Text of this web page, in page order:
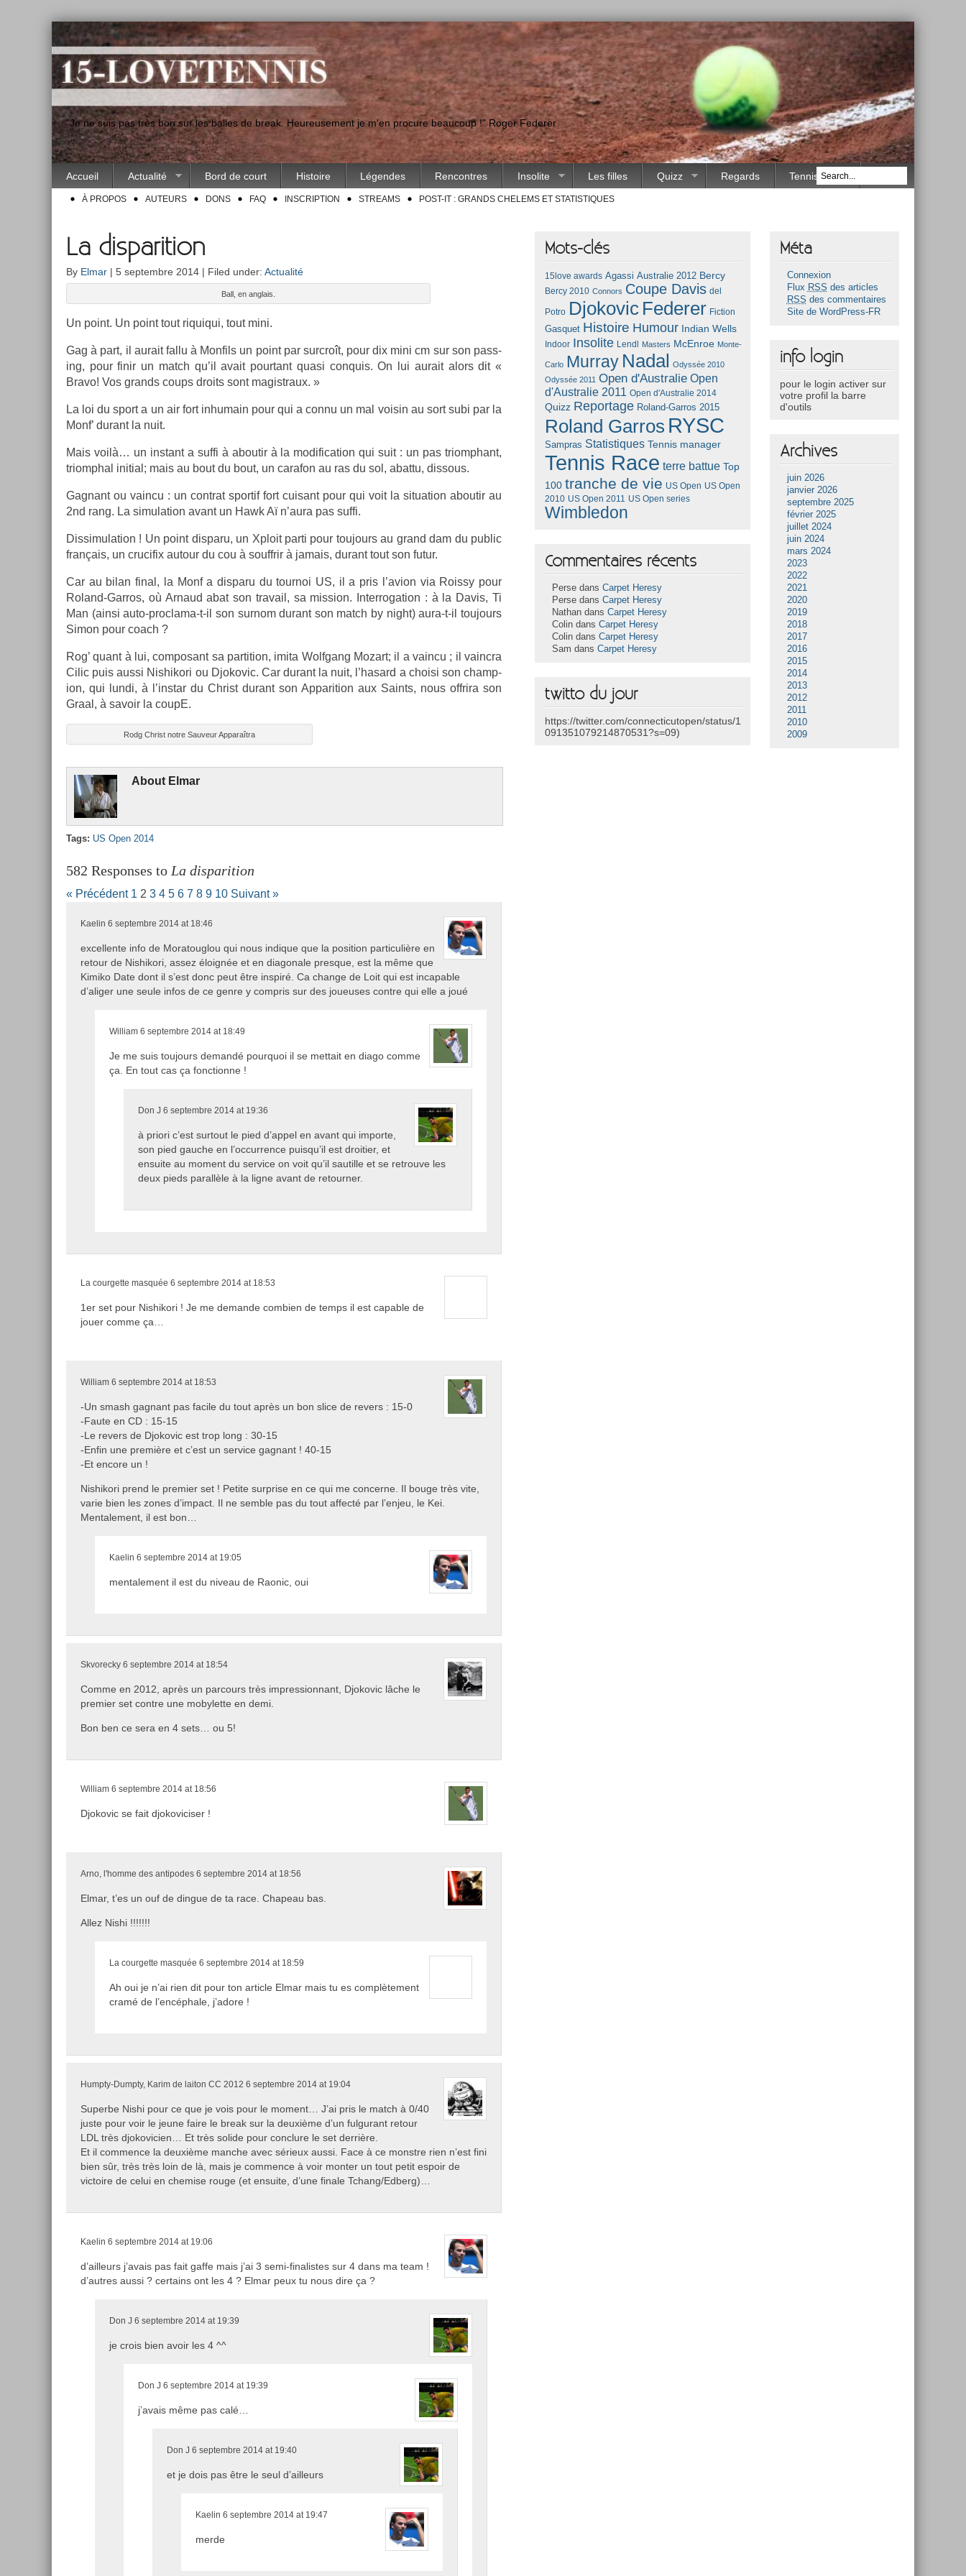
"Je ne suis pas très bon sur les balles de break. Heureusement je m'en procure beaucoup !" Roger Federer
Accueil Actualité Bord de court Histoire Légendes Rencontres Insolite Les filles Quizz Regards Tennis Race
À PROPOS AUTEURS DONS FAQ INSCRIPTION STREAMS POST-IT : GRANDS CHELEMS ET STATISTIQUES
La disparition
By Elmar | 5 septembre 2014 | Filed under: Actualité
Ball, en an­glais.
Un point. Un point tout riquiqui, tout mini.
Gag à part, il aurait fallu à Mon­fils un point par sur­croît, pour dix mini cm sur son pass­
ing, pour finir un match qu’il avait pour­tant quasi con­quis. On lui aurait alors dit «
Bravo! Vos grands coups droits sont magistraux. »
La loi du sport a un air fort in­humain pour qui a connu un mal voisin au sort subi par la
Monf’ durant la nuit.
Mais voilà… un in­stant a suffi à ab­outir à la modifica­tion qui suit : un pas tri­omphant,
tri­omph­al in­iti­al; mais au bout du bout, un carafon au ras du sol, ab­at­tu, dis­s­ous.
Gag­nant ou vain­cu : un contra­t spor­tif fort cuisant pour qui voit la situa­tion ab­outir au
2nd rang. La simula­tion avant un Hawk Aï n’aura pas suffi.
Dis­simula­tion ! Un point dis­paru, un Xploit parti pour toujours au grand dam du pub­lic
français, un crucifix auto­ur du cou à souffrir à jamais, durant tout son futur.
Car au bilan final, la Monf a dis­paru du tour­noi US, il a pris l’avion via Rois­sy pour
Roland-Garros, où Ar­naud abat son travail, sa mis­s­ion. In­ter­roga­tion : à la Davis, Ti
Man (ainsi auto-proclama-t-il son sur­nom durant son match by night) aura-t-il toujours
Simon pour coach ?
Rog’ quant à lui, com­posant sa par­ti­tion, imita Wolfgang Mozart; il a vain­cu ; il vaincra
Cilic puis aussi Nis­hikori ou Djokovic. Car durant la nuit, l’hasard a choisi son champ­
ion, qui lundi, à l’instar du Chr­ist durant son Ap­pari­tion aux Saints, nous of­frira son
Graal, à savoir la coupE.
Rodg Chr­ist notre Sauveur Ap­paraîtra
About Elmar
Tags: US Open 2014
582 Responses to La disparition
« Précédent 1 2 3 4 5 6 7 8 9 10 Suivant »
Kaelin 6 septembre 2014 at 18:46
excellente info de Moratouglou qui nous indique que la position particulière en
retour de Nishikori, assez éloignée et en diagonale presque, est la même que
Kimiko Date dont il s’est donc peut être inspiré. Ca change de Loit qui est incapable
d’aliger une seule infos de ce genre y compris sur des joueuses contre qui elle a joué
William 6 septembre 2014 at 18:49
Je me suis toujours demandé pourquoi il se mettait en diago comme
ça. En tout cas ça fonctionne !
Don J 6 septembre 2014 at 19:36
à priori c’est surtout le pied d’appel en avant qui importe,
son pied gauche en l’occurrence puisqu’il est droitier, et
ensuite au moment du service on voit qu’il sautille et se retrouve les
deux pieds parallèle à la ligne avant de retourner.
La courgette masquée 6 septembre 2014 at 18:53
1er set pour Nishikori ! Je me demande combien de temps il est capable de
jouer comme ça…
William 6 septembre 2014 at 18:53
-Un smash gagnant pas facile du tout après un bon slice de revers : 15-0
-Faute en CD : 15-15
-Le revers de Djokovic est trop long : 30-15
-Enfin une première et c’est un service gagnant ! 40-15
-Et encore un !
Nishikori prend le premier set ! Petite surprise en ce qui me concerne. Il bouge très vite,
varie bien les zones d’impact. Il ne semble pas du tout affecté par l’enjeu, le Kei.
Mentalement, il est bon…
Kaelin 6 septembre 2014 at 19:05
mentalement il est du niveau de Raonic, oui
Skvorecky 6 septembre 2014 at 18:54
Comme en 2012, après un parcours très impressionnant, Djokovic lâche le
premier set contre une mobylette en demi.
Bon ben ce sera en 4 sets… ou 5!
William 6 septembre 2014 at 18:56
Djokovic se fait djokoviciser !
Arno, l'homme des antipodes 6 septembre 2014 at 18:56
Elmar, t’es un ouf de dingue de ta race. Chapeau bas.
Allez Nishi !!!!!!!
La courgette masquée 6 septembre 2014 at 18:59
Ah oui je n’ai rien dit pour ton article Elmar mais tu es complètement
cramé de l’encéphale, j’adore !
Humpty-Dumpty, Karim de laiton CC 2012 6 septembre 2014 at 19:04
Superbe Nishi pour ce que je vois pour le moment… J’ai pris le match à 0/40
juste pour voir le jeune faire le break sur la deuxième d’un fulgurant retour
LDL très djokovicien… Et très solide pour conclure le set derrière.
Et il commence la deuxième manche avec sérieux aussi. Face à ce monstre rien n’est fini
bien sûr, très très loin de là, mais je commence à voir monter un tout petit espoir de
victoire de celui en chemise rouge (et ensuite, d’une finale Tchang/Edberg)…
Kaelin 6 septembre 2014 at 19:06
d’ailleurs j’avais pas fait gaffe mais j’ai 3 semi-finalistes sur 4 dans ma team !
d’autres aussi ? certains ont les 4 ? Elmar peux tu nous dire ça ?
Don J 6 septembre 2014 at 19:39
je crois bien avoir les 4 ^^
Don J 6 septembre 2014 at 19:39
j’avais même pas calé…
Don J 6 septembre 2014 at 19:40
et je dois pas être le seul d’ailleurs
Kaelin 6 septembre 2014 at 19:47
merde
Mots-clés
15love awards Agassi Australie 2012 Bercy
Bercy 2010 Connors Coupe Davis del
Potro Djokovic Federer Fiction
Gasquet Histoire Humour Indian Wells
Indoor Insolite Lendl Masters McEnroe Monte-
Carlo Murray Nadal
Odyssée 2010
Odyssée 2011 Open d'Australie Open
d'Australie 2011 Open d'Australie 2014
Quizz Reportage Roland-Garros 2015
Roland Garros RYSC
Sampras Statistiques Tennis manager
Tennis Race terre battue Top
100 tranche de vie US Open US Open
2010 US Open 2011 US Open series
Wimbledon
Commentaires récents
Perse dansCarpet Heresy
Perse dansCarpet Heresy
Nathan dansCarpet Heresy
Colin dansCarpet Heresy
Colin dansCarpet Heresy
Sam dansCarpet Heresy
twitto du jour
https://twitter.com/connecticutopen/status/1
091351079214870531?s=09)
Méta
Connexion
Flux RSS des articles
RSS des commentaires
Site de WordPress-FR
info login
pour le login activer sur
votre profil la barre
d'outils
Archives
juin 2026
janvier 2026
septembre 2025
février 2025
juillet 2024
juin 2024
mars 2024
2023
2022
2021
2020
2019
2018
2017
2016
2015
2014
2013
2012
2011
2010
2009